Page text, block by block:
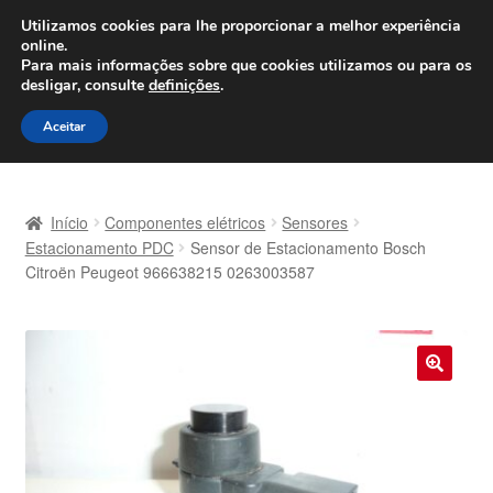
ENVIO a partir de 7 EUR
Seg-Sex, das 9h às 16h800 500 967
Ir
para
a
Saltar
para
o
Carrinho
Envio para todo o planeta
Minha conta
Início Componentes elétricos
Sensores
Estacionamento PDC
Sensor de Estacionamento Bosch
Citroën Peugeot 966638215 0263003587
Utilizamos cookies para lhe proporcionar a melhor experiência
online.
Para mais informações sobre que cookies utilizamos ou para os
desligar, consulte definições.
Aceitar